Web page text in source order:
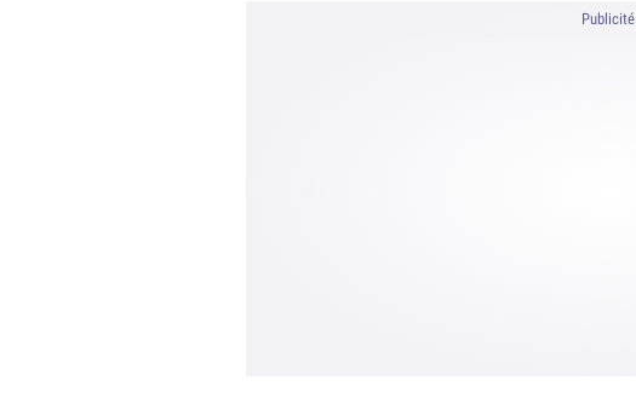
Publicité